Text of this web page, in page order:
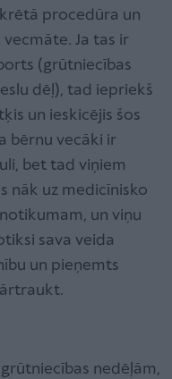
procedūra un
Ja tas ir
(grūtniecības
dēļ), tad iepriekš
un ieskicējis šos
bērnu vecāki ir
bet tad viņiem
nāk uz medicīnisko
un viņu
sava veida
un pieņemts
nedēļām,